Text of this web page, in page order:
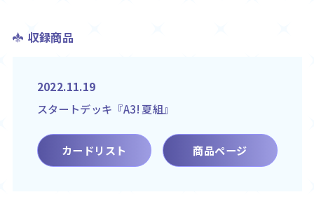
収録商品
2022.11.19
スタートデッキ『A3! 夏組』
カードリスト 商品ページ